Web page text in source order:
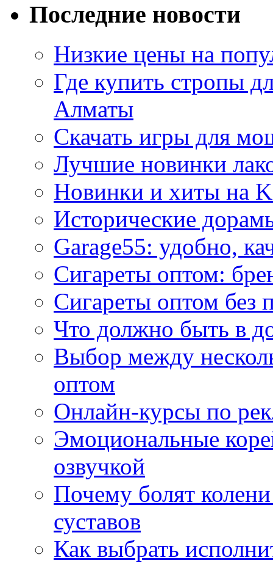
Последние новости
Низкие цены на
Где купить стропы
Алматы
Скачать игры для
Лучшие новинки
Новинки и хиты на
Исторические
Garage55: удобно,
Сигареты оптом:
Сигареты оптом без
Что должно быть в
Выбор между
оптом
Онлайн-курсы по
Эмоциональные
озвучкой
Почему болят
суставов
Как выбрать